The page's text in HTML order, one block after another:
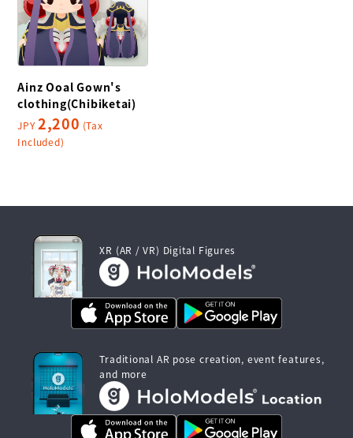
Ainz Ooal Gown's
clothing(Chibiketai)
JPY2,200 (Tax
Included)
XR (AR / VR) Digital Figures
Traditional AR pose creation, event features,
and more